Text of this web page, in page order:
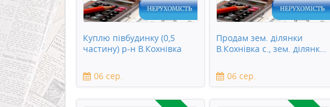
Куплю півбудинку (0,5
частину) р-н В.Кохнівка
06 сер.
Продам зем. ділянки
В.Кохнівка с., зем. ділянка
06 сер.